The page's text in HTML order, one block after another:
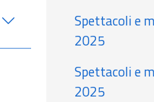
Spettacoli e
2025
Spettacoli e
2025